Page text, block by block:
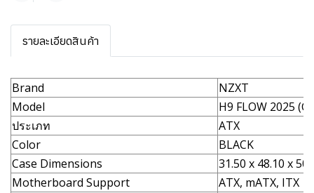
รายละเอียดสินค้า
Brand
NZXT
Model
H9 FLOW 2025
ประเภท
ATX
Color
BLACK
Case Dimensions
31.50 x 48.10 x
Motherboard Support
ATX, mATX, ITX